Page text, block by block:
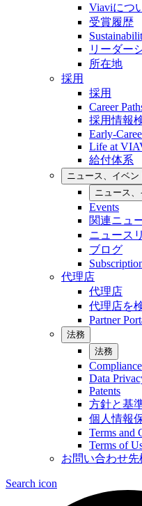
Viaviにつ
受賞履歴
リーダー
所在地
採用
採用
Career
採用情報
Early-
Life at
給付体系
ニュース、イベン
ニュース、
Events
関連ニュ
ニュース
ブログ
代理店
代理店
代理店を
Partner
法務
法務
Compliance
Data
Patents
方針と基
個人情報
Terms and
Terms of
お問い合わせ先
Search icon